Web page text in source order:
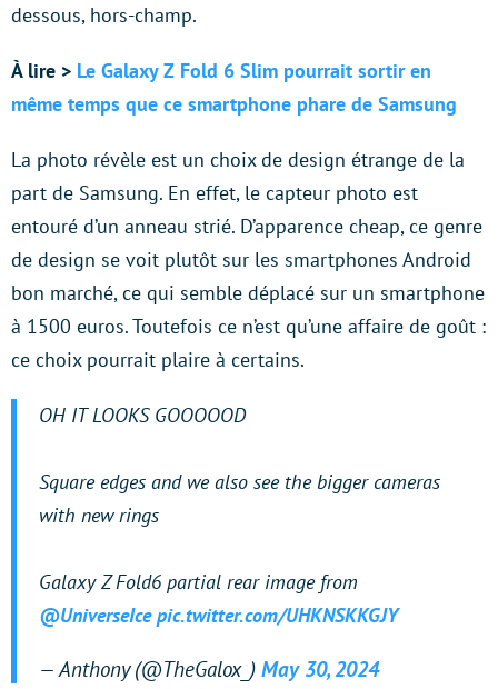
dessous, hors-champ.
À lire > Le Galaxy Z Fold 6 Slim pourrait sortir en
même temps que ce smartphone phare de Samsung
La photo révèle est un choix de design étrange de la
part de Samsung. En effet, le capteur photo est
entouré d’un anneau strié. D’apparence cheap, ce genre
de design se voit plutôt sur les smartphones Android
bon marché, ce qui semble déplacé sur un smartphone
à 1500 euros. Toutefois ce n’est qu’une affaire de goût :
ce choix pourrait plaire à certains.
OH IT LOOKS GOOOOOD
Square edges and we also see the bigger cameras
with new rings
Galaxy Z Fold6 partial rear image from
@UniverseIce pic.twitter.com/UHKNSKKGJY
— Anthony (@TheGalox_) May 30, 2024